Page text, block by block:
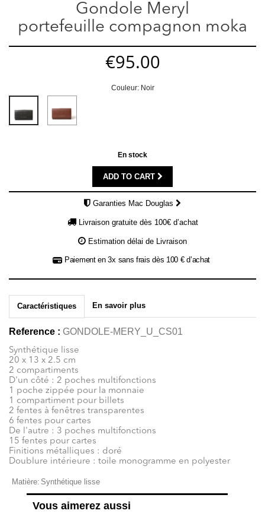
Gondole Meryl
portefeuille compagnon moka
€95.00
Couleur: Noir
En stock
ADD TO CART
Garanties Mac Douglas
Livraison gratuite dès 100€ d’achat
Estimation délai de Livraison
Paiement en 3x sans frais dès 100 € d’achat
Caractéristiques En savoir plus
Reference : GONDOLE-MERY_U_CS01
Synthétique lisse
20 x 13 x 2.5 cm
2 compartiments
D'un côté : 2 poches multifonctions
1 poche zippée pour la monnaie
1 compartiment pour billets
2 fentes à fenêtres transparentes
6 fentes pour cartes
De l'autre : 3 poches multifonctions
15 fentes pour cartes
Finitions métalliques : doré
Doublure intérieure : toile monogramme en polyester
Matière: Synthétique lisse
Vous aimerez aussi